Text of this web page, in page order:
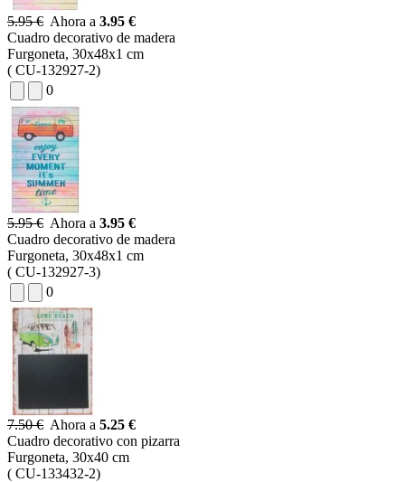
5.95 € Ahora a 3.95 €
Cuadro decorativo de madera
Furgoneta, 30x48x1 cm
( CU-132927-2)
0
5.95 € Ahora a 3.95 €
Cuadro decorativo de madera
Furgoneta, 30x48x1 cm
( CU-132927-3)
0
7.50 € Ahora a 5.25 €
Cuadro decorativo con pizarra
Furgoneta, 30x40 cm
( CU-133432-2)